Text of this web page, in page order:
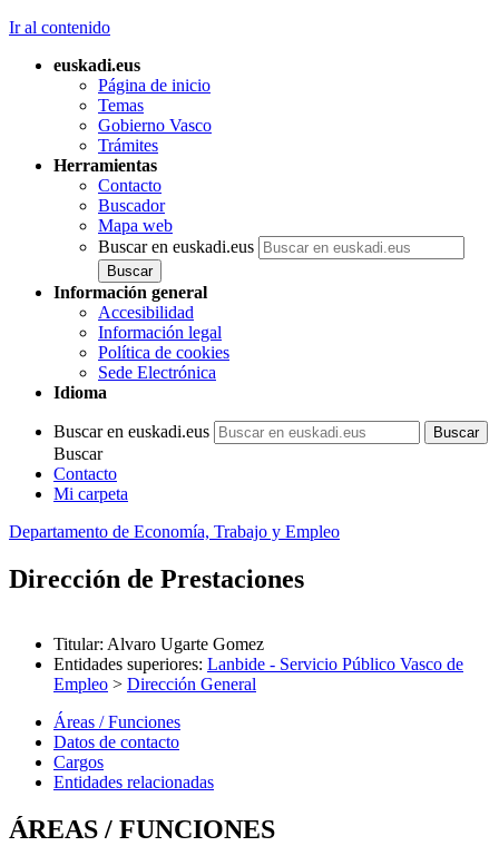
Ir al contenido
euskadi.eus
Página de inicio
Temas
Gobierno Vasco
Trámites
Herramientas
Contacto
Buscador
Mapa web
Buscar en euskadi.eus
Información general
Accesibilidad
Información legal
Política de cookies
Sede Electrónica
Idioma
Buscar en euskadi.eus
Buscar
Contacto
Mi carpeta
Departamento de Economía, Trabajo y Empleo
Dirección de Prestaciones
Titular: Alvaro Ugarte Gomez
Entidades superiores: Lanbide - Servicio Público Vasco de
Empleo > Dirección General
Áreas / Funciones
Datos de contacto
Cargos
Entidades relacionadas
ÁREAS / FUNCIONES